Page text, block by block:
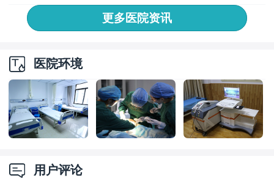
更多医院资讯
医院环境
用户评论